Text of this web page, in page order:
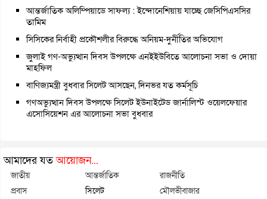
আন্তর্জাতিক অলিম্পিয়াডে সাফল্য : ইন্দোনেশিয়ায় যাচ্ছে জেসিপিএসসির
তামিম
সিসিকের নির্বাহী প্রকৌশলীর বিরুদ্ধে অনিয়ম-দুর্নীতির অভিযোগ
জুলাই গণ-অভ্যুত্থান দিবস উপলক্ষে এনইইউবিতে আলোচনা সভা ও দোয়া
মাহফিল
বাণিজ্যমন্ত্রী বুধবার সিলেট আসছেন, দিনভর যত কর্মসূচি
গণঅভ্যুত্থান দিবস উপলক্ষে সিলেট ইউনাইটেড জার্নালিস্ট ওয়েলফেয়ার
এসোসিয়েশন এর আলোচনা সভা বুধবার
আমাদের যতআয়োজন...
জাতীয় আন্তর্জাতিক
রাজনীতি
প্রবাস
সিলেট মৌলভীবাজার